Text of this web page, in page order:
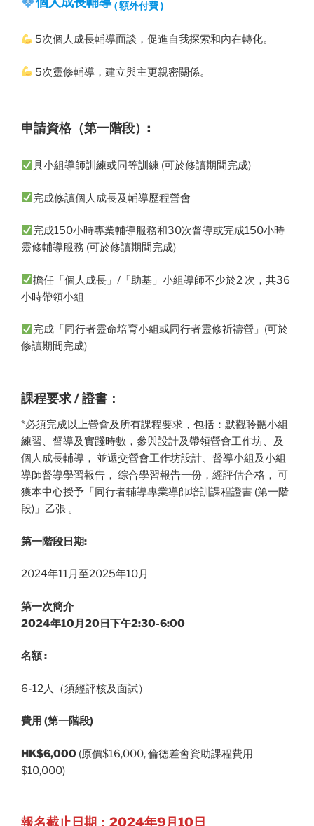
( 額外付費 )
5次個人成長輔導面談，促進自我探索和內在轉化。
5次靈修輔導，建立與主更親密關係。
申請資格（第一階段）:
具小組導師訓練或同等訓練 (可於修讀期間完成)
完成修讀個人成長及輔導歷程營會
完成150小時專業輔導服務和30次督導或完成150小時
靈修輔導服務 (可於修讀期間完成)
擔任「個人成長」/「助基」小組導師不少於2 次，共36
小時帶領小組
完成「同行者靈命培育小組或同行者靈修祈禱營」(可於
修讀期間完成)
課程要求 / 證書：
*必須完成以上營會及所有課程要求，包括：默觀聆聽小組
練習、督導及實踐時數，參與設計及帶領營會工作坊、及
個人成長輔導， 並遞交營會工作坊設計、督導小組及小組
導師督導學習報告， 綜合學習報告一份，經評估合格， 可
獲本中心授予「同行者輔導專業導師培訓課程證書 (第一階
段)」乙張 。
第一階段日期:
2024年11月至2025年10月
第一次簡介
2024年10月20日下午2:30-6:00
名額:
6-12人（須經評核及面試）
費用 (第一階段)
HK$6,000 (原價$16,000, 倫德差會資助課程費用
$10,000)
報名截止日期：2024年9月10日